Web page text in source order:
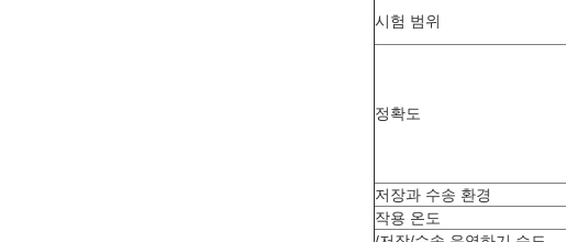
시험 범위
정확도
저장과 수송 환경
작용 온도